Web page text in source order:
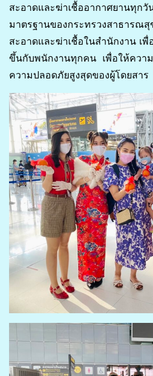
สะอาดและฆ่าเชื้ออากาศยานทุกวั
มาตรฐานของกระทรวงสาธารณ
สะอาดและฆ่าเชื้อในสำนักงาน เพื่
ขึ้นกับพนักงานทุกคน เพื่อให้ควา
ความปลอดภัยสูงสุดของผู้โดยสาร